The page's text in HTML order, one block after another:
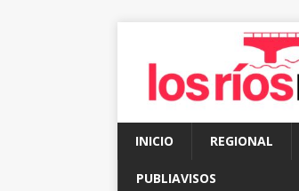
INICIO REGIONAL
PUBLIAVISOS